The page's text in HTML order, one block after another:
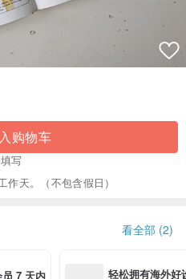
购物车
写
天。（不包含假日）
看全部 (2)
7 天内
轻松拥有海外好